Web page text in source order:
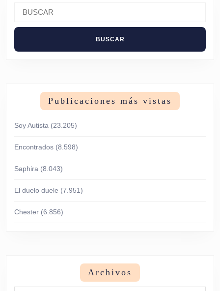
Publicaciones más vistas
Soy Autista (23.205)
Encontrados (8.598)
Saphira (8.043)
El duelo duele (7.951)
Chester (6.856)
Archivos